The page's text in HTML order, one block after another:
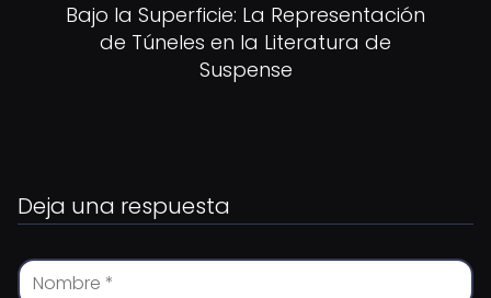
Bajo la Superficie: La Representación
de Túneles en la Literatura de
Suspense
Deja una respuesta